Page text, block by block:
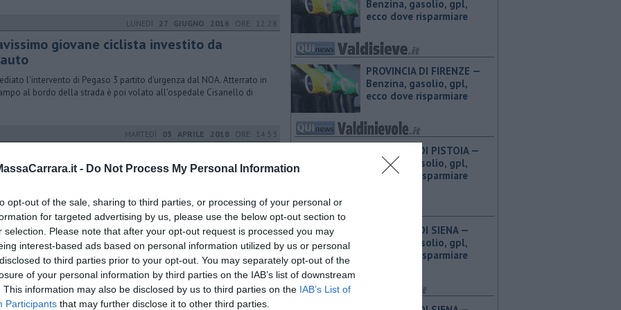
- Do Not Process My Personal Information
opt-out of the sale, sharing to third parties, or processing of your personal or
for targeted advertising by us, please use the below opt-out section to
selection. Please note that after your opt-out request is processed you may
interest-based ads based on personal information utilized by us or personal
to third parties prior to your opt-out. You may separately opt-out of the
of your personal information by third parties on the IAB’s list of downstream
This information may also be disclosed by us to third parties on the IAB’s List of
Participants that may further disclose it to other third parties.
LUNEDÌ 27 GIUGNO 2016 ORE 12:28
giovane ciclista investito da
l'intervento di Pegaso 3 partito d'urgenza dal NOA. Atterrato in
al bordo della strada è poi volato all'ospedale Cisanello di
MARTEDÌ 03 APRILE 2018 ORE 14:53
interessata la scorsa settimana da un'esplosione
DOMENICA17 FEBBRAIO 2019ORE 09:04
sulle Apuane, muore a 43 anni
sul Monte Cavallo, in una zona al confine tra le province di Lucca
Carrara. Un uomo è precipitato mentre era in cordata
Benzina, gasolio, gpl,
ecco dove risparmiare
PROVINCIA DI FIRENZE — ​
Benzina, gasolio, gpl,
ecco dove risparmiare
PROVINCIA DI PISTOIA — ​
Benzina, gasolio, gpl,
ecco dove risparmiare
PROVINCIA DI SIENA — ​
Benzina, gasolio, gpl,
ecco dove risparmiare